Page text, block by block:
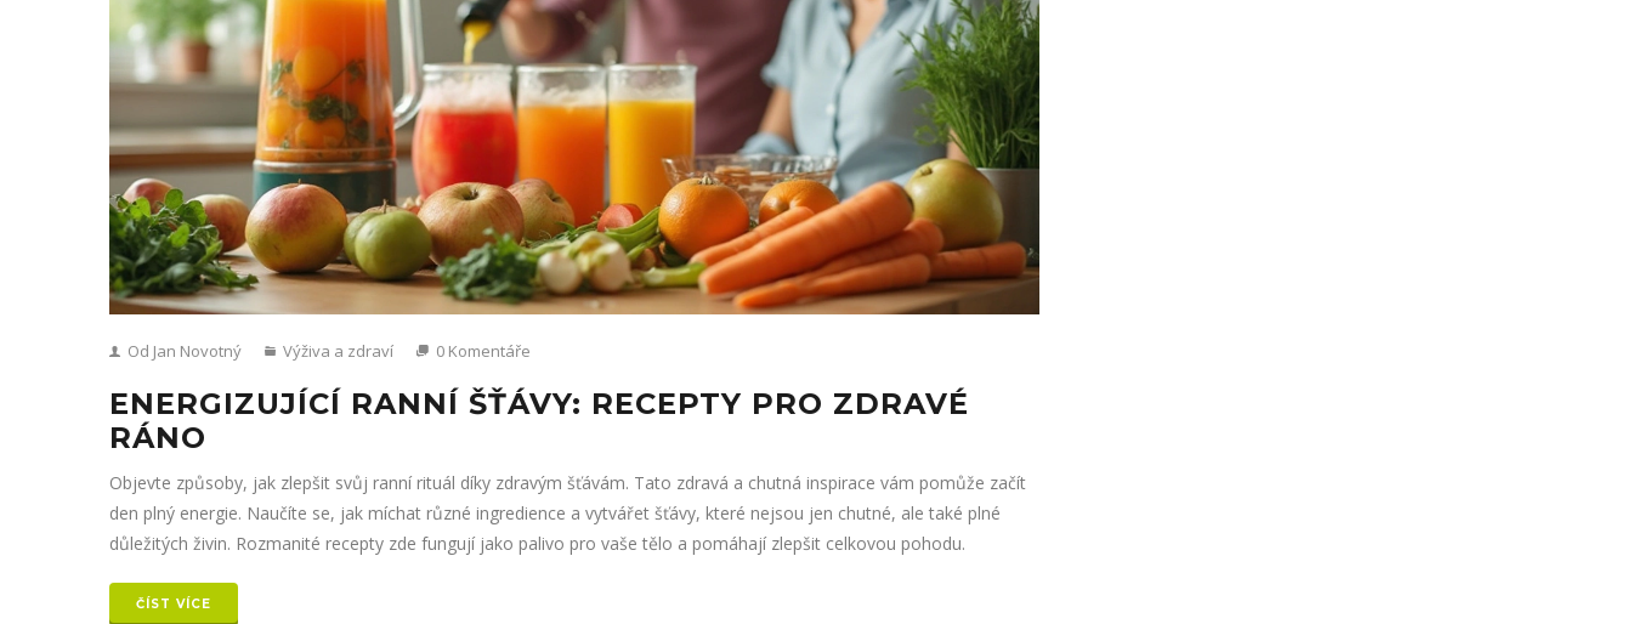
Od Jan Novotný Výživa a zdraví 0 Komentáře
ENERGIZUJÍCÍ RANNÍ ŠŤÁVY: RECEPTY PRO ZDRAVÉ
RÁNO
Objevte způsoby, jak zlepšit svůj ranní rituál díky zdravým šťávám. Tato zdravá a chutná inspirace vám pomůže začít
den plný energie. Naučíte se, jak míchat různé ingredience a vytvářet šťávy, které nejsou jen chutné, ale také plné
důležitých živin. Rozmanité recepty zde fungují jako palivo pro vaše tělo a pomáhají zlepšit celkovou pohodu.
ČÍST VÍCE